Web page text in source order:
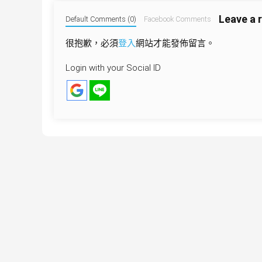
Leave a
Default Comments (0) Facebook Comments
很抱歉，必須登入網站才能發佈留言。
Login with your Social ID